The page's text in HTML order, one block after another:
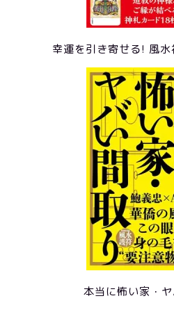
幸運を引き寄せる! 風
本当に怖い家・